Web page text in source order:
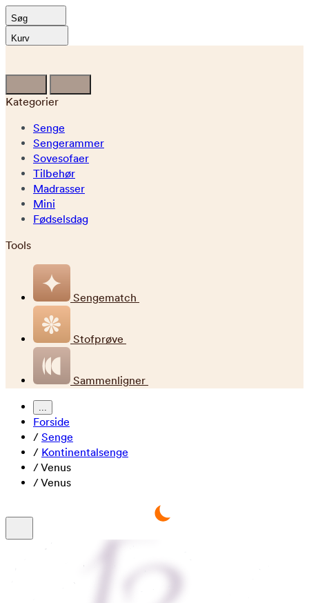
Søg
Kurv
Kategorier
Senge
Sengerammer
Sovesofaer
Tilbehør
Madrasser
Mini
Fødselsdag
Tools
Sengematch
Stofprøve
Sammenligner
...
Forside
/ Senge
/ Kontinentalsenge
/Venus
/Venus